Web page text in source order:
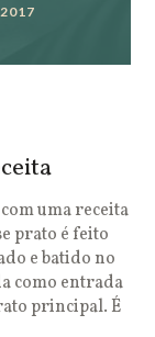
uma receita
prato é feito
e batido no
como entrada
principal. É